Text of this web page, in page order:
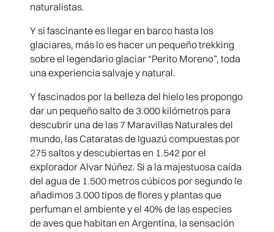
naturalistas.
Y si fascinante es llegar en barco hasta los
glaciares, más lo es hacer un pequeño trekking
sobre el legendario glaciar “Perito Moreno”, toda
una experiencia salvaje y natural.
Y fascinados por la belleza del hielo les propongo
dar un pequeño salto de 3.000 kilómetros para
descubrir una de las 7 Maravillas Naturales del
mundo, las Cataratas de Iguazú compuestas por
275 saltos y descubiertas en 1.542 por el
explorador Alvar Núñez. Si a la majestuosa caída
del agua de 1.500 metros cúbicos por segundo le
añadimos 3.000 tipos de flores y plantas que
perfuman el ambiente y el 40% de las especies
de aves que habitan en Argentina, la sensación